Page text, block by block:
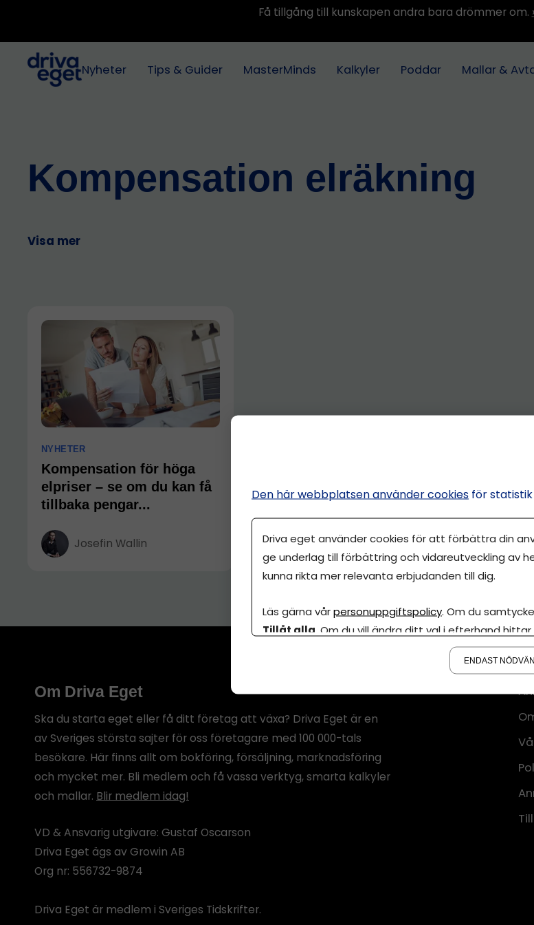
Få tillgång till kunskapen andra bara drömmer om.
Nyheter Tips & Guider MasterMinds Kalkyler Poddar Mallar &
Kompensation elräkning
Visa mer
NYHETER
Kompensation för höga
elpriser – se om du kan få
tillbaka pengar...
Josefin Wallin
Om Driva Eget
Ska du starta eget eller få ditt företag att växa? Driva Eget är en
av Sveriges största sajter för oss företagare med 100 000-tals
besökare. Här finns allt om bokföring, försäljning, marknadsföring
och mycket mer. Bli medlem och få vassa verktyg, smarta kalkyler
och mallar. Blir medlem idag!
VD & Ansvarig utgivare: Gustaf Oscarson
Driva Eget ägs av Growin AB
Org nr: 556732-9874
Driva Eget är medlem i Sveriges Tidskrifter.
Den här webbplatsen använder cookies för
Driva eget använder cookies för att förbättra din
ge underlag till förbättring och vidareutveckling av
kunna rikta mer relevanta erbjudanden till dig.
Läs gärna vårpersonuppgiftspolicy. Om du
Tillåt alla . Om du vill ändra ditt val i efterhand
ENDAST